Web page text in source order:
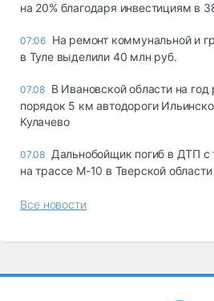
на 20% благодаря инвестициям в
07:06 На ремонт коммунальной и
в Туле выделили 40 млн руб.
07.08 В Ивановской области на
порядок 5 км автодороги
Кулачево
07.08 Дальнобойщик погиб в ДТП с
на трассе М-10 в Тверской области
Все новости